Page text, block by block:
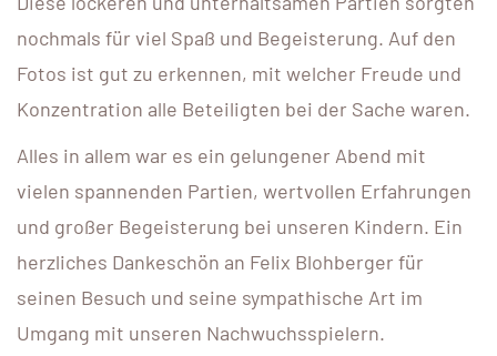
nochmals für viel Spaß und Begeisterung. Auf den
Fotos ist gut zu erkennen, mit welcher Freude und
Konzentration alle Beteiligten bei der Sache waren.
Alles in allem war es ein gelungener Abend mit
vielen spannenden Partien, wertvollen Erfahrungen
und großer Begeisterung bei unseren Kindern. Ein
herzliches Dankeschön an Felix Blohberger für
seinen Besuch und seine sympathische Art im
Umgang mit unseren Nachwuchsspielern.